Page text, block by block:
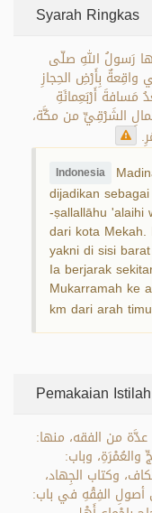
Syarah Ringkas
بها رَسولُ اللهِ صلّى
بِأَرْضِ الحِجازِ
مَسافةَ أَرْبَعِمائَةِ
الشَرْقِيِّ من مكَّة،
Indonesia
dijadikan
-ṣallallāhu 'alaihi
dari kota
yakni di sisi
Ia berjarak
Mukarramah ke
km dari arah
Pemakaian Istilah
من الفقه، منها:
والعُمْرَةِ، وباب:
وكتاب الجِهاد،
أصولِ الفِقْهِ في باب: